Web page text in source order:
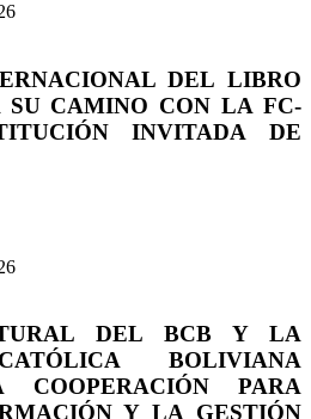
DEL LIBRO
CAMINO CON LA FC-
INVITADA DE
DEL BCB Y LA
BOLIVIANA
COOPERACIÓN PARA
Y LA GESTIÓN